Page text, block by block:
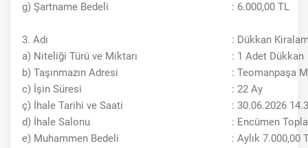
g) Şartname Bedeli
: 6.000,00 TL
3. Adı
: Dükkan
a) Niteliği Türü ve Miktarı
: 1 Adet Dükkan
b) Taşınmazın Adresi
: Teomanpaşa
c) İşin Süresi
: 22 Ay
ç) İhale Tarihi ve Saati
: 30.06.2026
d) İhale Salonu
: Encümen
e) Muhammen Bedeli
: Aylık 7.000,00